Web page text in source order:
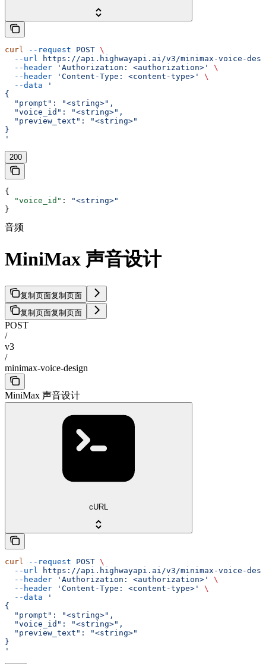
curl --request POST \
  --url
https://api.highwayapi.ai/v3/minimax-voice-
  --header
'Authorization: <authorization>'
\
  --header
'Content-Type: <content-type>'
\
  --data
'
{
  "prompt": "<string>",
  "voice_id": "<string>",
  "preview_text": "<string>"
}
'
200
{
  "voice_id"
:
"<string>"
}
音频
MiniMax 声音设计
复制页面复制页面
复制页面复制页面
POST
/
v3
/
minimax-voice-design
MiniMax 声音设计
cURL
curl --request POST \
  --url
https://api.highwayapi.ai/v3/minimax-voice-
  --header
'Authorization: <authorization>'
\
  --header
'Content-Type: <content-type>'
\
  --data
'
{
  "prompt": "<string>",
  "voice_id": "<string>",
  "preview_text": "<string>"
}
'